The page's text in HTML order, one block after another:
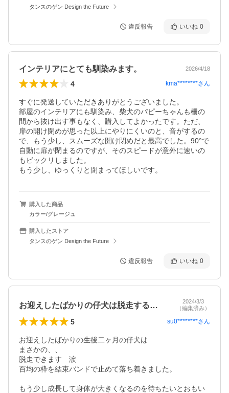
タンスのゲン Design the Future
違反報告 いいね 0
インテリアにとても馴染みます。 2026/4/18
4 kma********さん
すぐに発送していただきありがとうございました。
部屋のインテリアにも馴染み、柴犬のパピーちゃんも柵の
間から抜け出す事もなく、購入してよかったです。ただ、
扉の開け閉めが思った以上にやりにくいのと、音がするの
で、もう少し、スムーズな開け閉めだと最高でした。90°で
自動に扉が閉まるのですが、そのスピードが意外に速いの
もビックリしました。
もう少し、ゆっくりと閉まってほしいです。
購入した商品
カラー/グレージュ
購入したストア
タンスのゲン Design the Future
違反報告 いいね 0
お迎えしたばかりの仔犬は脱走する！！涙
2024/3/3
（編集済み）
5 su0********さん
お迎えしたばかりの生後二ヶ月の仔犬は
まさかの、、
脱走できます　涙
百均の枠を結束バンドで止めて落ち着きました。
もう少し成長して身体が大きくなるのを待ちたいとおもい